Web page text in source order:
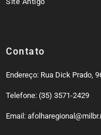
Contato
Endereço: Rua Dick Prado,
Telefone: (35) 3571-2429
Email: